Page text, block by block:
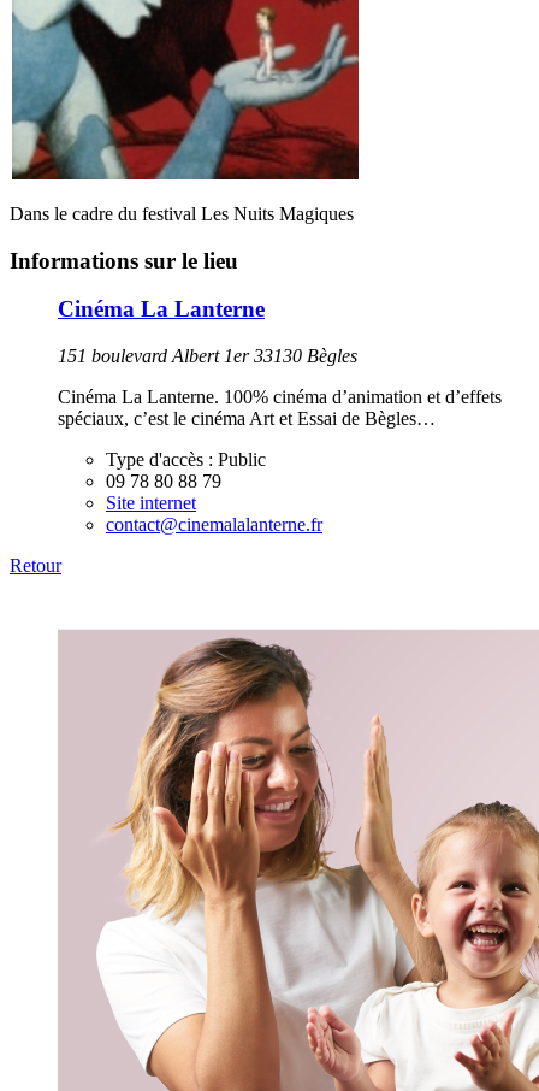
Dans le cadre du festival Les Nuits Magiques
Informations sur le lieu
Cinéma La Lanterne
151 boulevard Albert 1er 33130 Bègles
Cinéma La Lanterne. 100% cinéma d’animation et d’effets
spéciaux, c’est le cinéma Art et Essai de Bègles…
Type d'accès : Public
09 78 80 88 79
Site internet
contact@cinemalalanterne.fr
Retour